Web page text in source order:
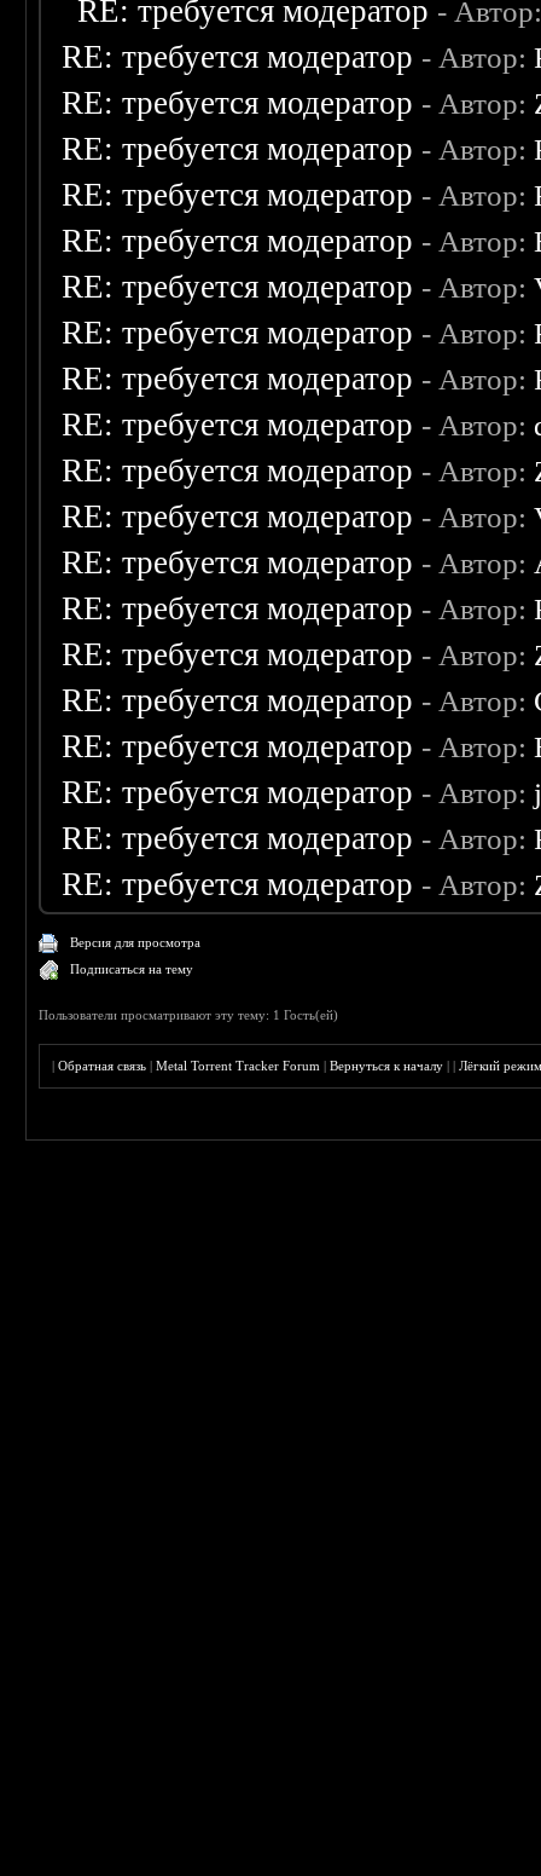
RE: требуется модератор -
RE: требуется модератор - Автор:
RE: требуется модератор - Автор:
RE: требуется модератор - Автор:
RE: требуется модератор - Автор:
RE: требуется модератор - Автор:
RE: требуется модератор - Автор:
RE: требуется модератор - Автор:
RE: требуется модератор - Автор:
RE: требуется модератор - Автор:
RE: требуется модератор - Автор:
RE: требуется модератор - Автор:
RE: требуется модератор - Автор:
RE: требуется модератор - Автор:
RE: требуется модератор - Автор:
RE: требуется модератор - Автор:
RE: требуется модератор - Автор:
RE: требуется модератор - Автор:
RE: требуется модератор - Автор:
RE: требуется модератор - Автор:
Версия для просмотра
Подписаться на тему
Пользователи просматривают эту тему: 1 Гость(ей)
|Обратная связь |Metal Torrent Tracker Forum |Вернуться к началу ||Лёгкий